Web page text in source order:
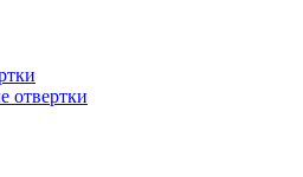
отвертки